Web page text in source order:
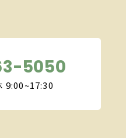
5050
9:00~17:30